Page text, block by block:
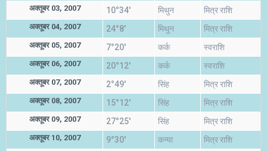
अक्तूबर 03, 2007 10°34' मिथुन मित्र राशि
अक्तूबर 04, 2007 24°8' मिथुन मित्र राशि
अक्तूबर 05, 2007 7°20' कर्क स्वराशि
अक्तूबर 06, 2007 20°12' कर्क स्वराशि
अक्तूबर 07, 2007 2°49' सिंह मित्र राशि
अक्तूबर 08, 2007 15°12' सिंह मित्र राशि
अक्तूबर 09, 2007 27°25' सिंह मित्र राशि
अक्तूबर 10, 2007 9°30' कन्या मित्र राशि